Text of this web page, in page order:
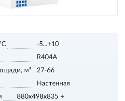
-5...+10
R404A
м³
27-66
Настенная
880x498x835 +